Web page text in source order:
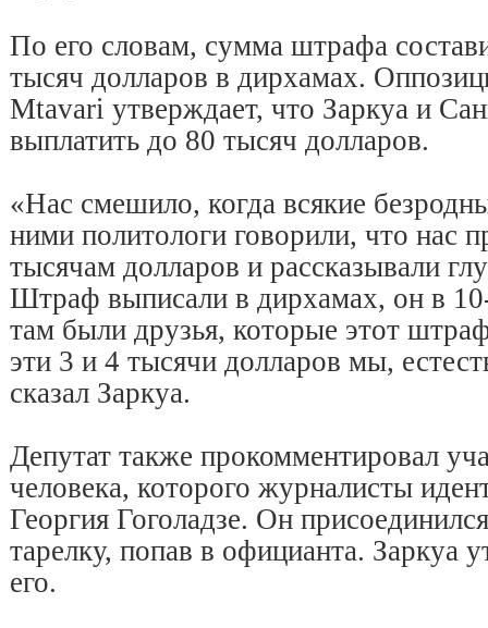
По его словам, сумма штрафа
тысяч долларов в дирхамах.
Mtavari утверждает, что Заркуа и
выплатить до 80 тысяч долларов.
«Нас смешило, когда всякие
ними политологи говорили, что нас
тысячам долларов и рассказывали
Штраф выписали в дирхамах, он в
там были друзья, которые этот
эти 3 и 4 тысячи долларов мы,
сказал Заркуа.
Депутат также прокомментировал
человека, которого журналисты
Георгия Гоголадзе. Он
тарелку, попав в официанта. Заркуа
его.